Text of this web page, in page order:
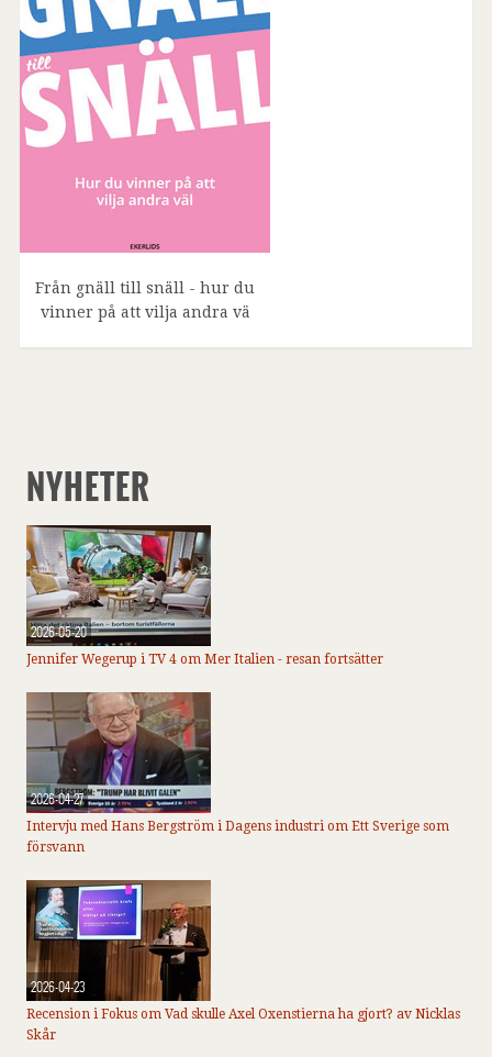
Från gnäll till snäll - hur du
vinner på att vilja andra vä
NYHETER
2026-05-20
Jennifer Wegerup i TV 4 om Mer Italien - resan fortsätter
2026-04-27
Intervju med Hans Bergström i Dagens industri om Ett Sverige som
försvann
2026-04-23
Recension i Fokus om Vad skulle Axel Oxenstierna ha gjort? av Nicklas
Skår